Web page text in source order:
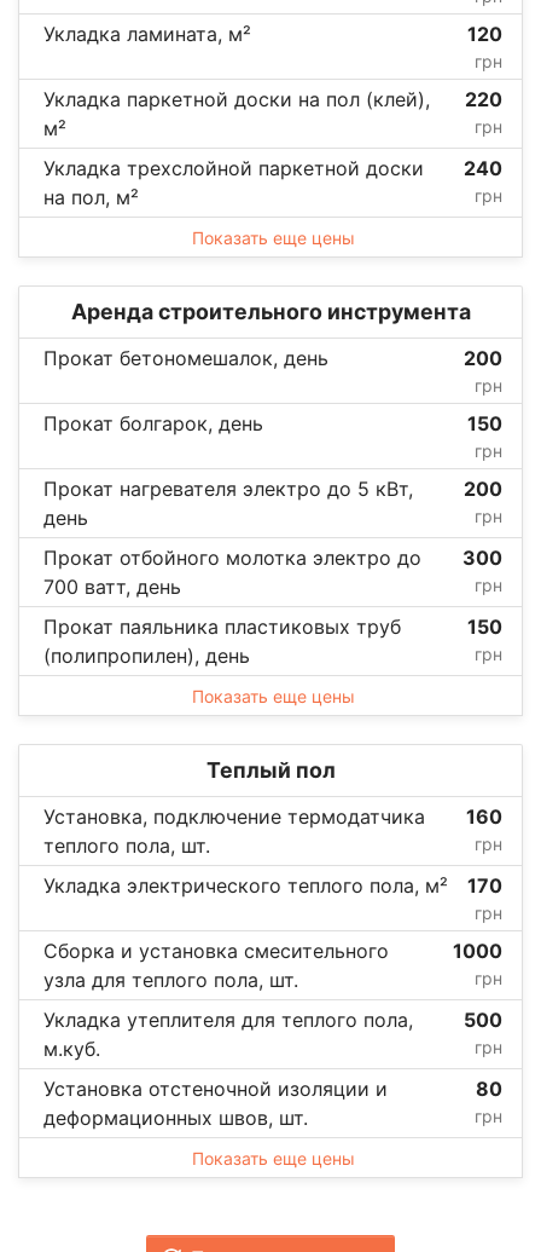
Укладка ламината, м² 120
грн
Укладка паркетной доски на пол (клей),
м²
220
грн
Укладка трехслойной паркетной доски
на пол, м²
240
грн
Показать еще цены
Аренда строительного инструмента
Прокат бетономешалок, день 200
грн
Прокат болгарок, день 150
грн
Прокат нагревателя электро до 5 кВт,
день
200
грн
Прокат отбойного молотка электро до
700 ватт, день
300
грн
Прокат паяльника пластиковых труб
(полипропилен), день
150
грн
Показать еще цены
Теплый пол
Установка, подключение термодатчика
теплого пола, шт.
160
грн
Укладка электрического теплого пола, м² 170
грн
Сборка и установка смесительного
узла для теплого пола, шт.
1000
грн
Укладка утеплителя для теплого пола,
м.куб.
500
грн
Установка отстеночной изоляции и
деформационных швов, шт.
80
грн
Показать еще цены